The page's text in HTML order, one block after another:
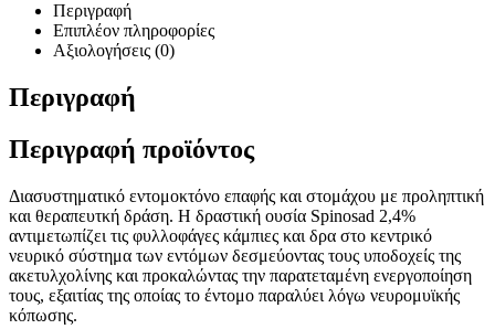
Περιγραφή
Επιπλέον πληροφορίες
Αξιολογήσεις (0)
Περιγραφή
Περιγραφή προϊόντος
Διασυστηματικό εντομοκτόνο επαφής και στομάχου με προληπτική
και θεραπευτκή δράση. Η δραστική ουσία Spinosad 2,4%
αντιμετωπίζει τις φυλλοφάγες κάμπιες και δρα στο κεντρικό
νευρικό σύστημα των εντόμων δεσμεύοντας τους υποδοχείς της
ακετυλχολίνης και προκαλώντας την παρατεταμένη ενεργοποίηση
τους, εξαιτίας της οποίας το έντομο παραλύει λόγω νευρομυϊκής
κόπωσης.